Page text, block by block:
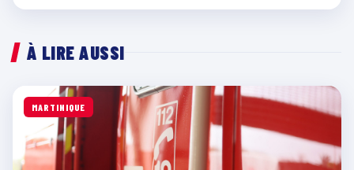
À LIRE AUSSI
MARTINIQUE